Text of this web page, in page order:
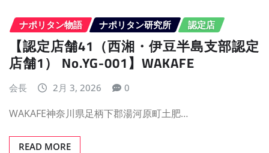
ナポリタン物語 ナポリタン研究所 認定店
【認定店舗41（西湘・伊豆半島支部認定
店舗1） No.YG-001】WAKAFE
会長 2月 3, 2026 0
WAKAFE神奈川県足柄下郡湯河原町土肥…
READ MORE